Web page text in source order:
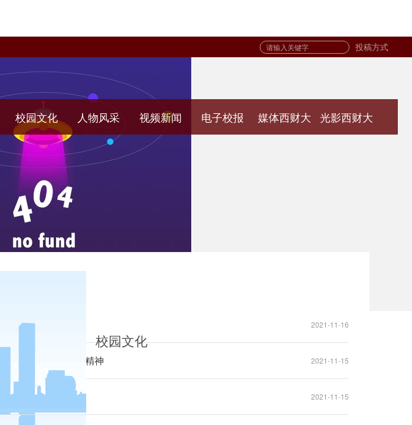
投稿方式
校园文化 人物风采 视频新闻 电子校报 媒体西财大 光影西财大
校园文化
2021-11-16
2021-11-15
的十九届六中全会精神
2021-11-15
中全会精神